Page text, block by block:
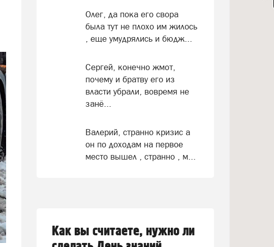
Олег, да пока его свора
была тут не плохо им жилось
, еще умудрялись и бюдж...
Сергей, конечно жмот,
почему и братву его из
власти убрали, вовремя не
занё...
Валерий, странно кризис а
он по доходам на первое
место вышел , странно , м...
Как вы считаете, нужно ли